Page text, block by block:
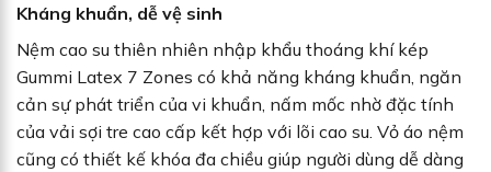
Kháng khuẩn, dễ vệ sinh
Nệm cao su thiên nhiên nhập khẩu thoáng khí kép
Gummi Latex 7 Zones có khả năng kháng khuẩn, ngăn
cản sự phát triển của vi khuẩn, nấm mốc nhờ đặc tính
của vải sợi tre cao cấp kết hợp với lõi cao su. Vỏ áo nệm
cũng có thiết kế khóa đa chiều giúp người dùng dễ dàng